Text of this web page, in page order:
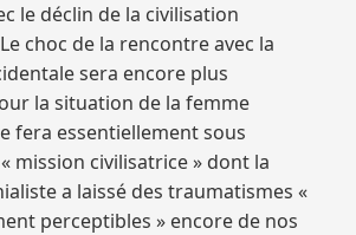
le déclin de la civilisation
choc de la rencontre avec la
sera encore plus
la situation de la femme
fera essentiellement sous
mission civilisatrice » dont la
a laissé des traumatismes «
perceptibles » encore de nos